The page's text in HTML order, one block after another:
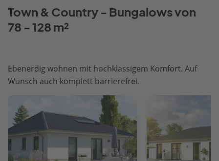
Town & Country - Bungalows von
78 - 128 m²
Ebenerdig wohnen mit hochklassigem Komfort. Auf
Wunsch auch komplett barrierefrei.